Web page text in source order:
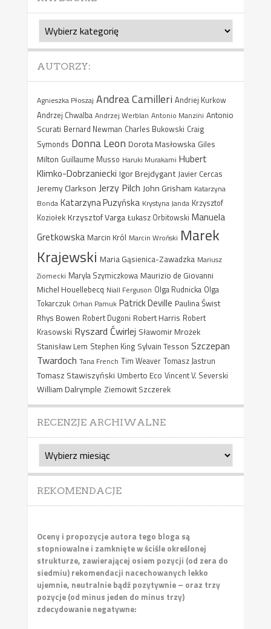
Kategorie
AUTORZY:
Agnieszka Płoszaj Andrea Camilleri Andriej Kurkow
Andrzej Chwalba Andrzej Werblan Antonio Manzini Antonio
Scurati Bernard Newman Charles Bukowski Craig
Symonds Donna Leon Dorota Masłowska Giles
Milton Guillaume Musso Haruki Murakami Hubert
Klimko-Dobrzaniecki Igor Brejdygant Javier Cercas
Jeremy Clarkson Jerzy Pilch John Grisham Katarzyna
Bonda Katarzyna Puzyńska Krystyna Janda Krzysztof
Koziołek Krzysztof Varga Łukasz Orbitowski Manuela
Gretkowska Marcin Król Marcin Wroński Marek
Krajewski Maria Gąsienica-Zawadzka Mariusz
Ziomecki Maryla Szymiczkowa Maurizio de Giovanni
Michel Houellebecq Niall Ferguson Olga Rudnicka Olga
Tokarczuk Orhan Pamuk Patrick Deville Paulina Świst
Rhys Bowen Robert Dugoni Robert Harris Robert
Krasowski Ryszard Ćwirlej Sławomir Mrożek
Stanisław Lem Stephen King Sylvain Tesson Szczepan
Twardoch Tana French Tim Weaver Tomasz Jastrun
Tomasz Stawiszyński Umberto Eco Vincent V. Severski
William Dalrymple Ziemowit Szczerek
RECENZJE ARCHIWALNE
Recenzje
archiwalne
REKOMENDACJE
Oceny i propozycje autora tego bloga są
stopniowalne i zamknięte w ściśle określonej
strukturze, zawierającej osiem pozycji (od zera do
siedmiu) rekomendacji nacechowanych lekko
ujemnie, neutralnie bądź pozytywnie – oraz trzy
pozycje (od minus jeden do minus trzy)
zdecydowanie negatywne: